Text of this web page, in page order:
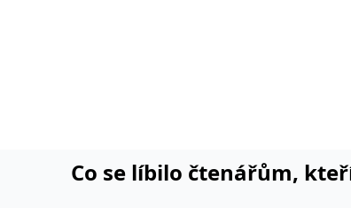
Co se líbilo čtenářům,